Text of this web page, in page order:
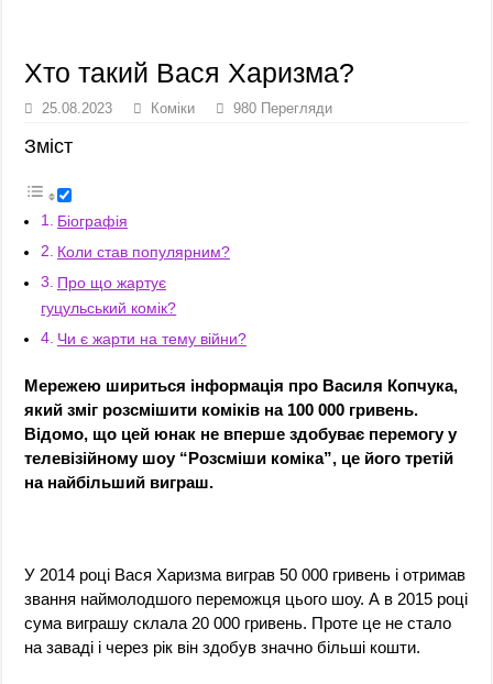
Хто такий Вася Харизма?
25.08.2023 Коміки 980 Перегляди
Зміст
Біографія
Коли став популярним?
Про що жартує
гуцульський комік?
Чи є жарти на тему війни?
Мережею шириться інформація про Василя Копчука,
який зміг розсмішити коміків на 100 000 гривень.
Відомо, що цей юнак не вперше здобуває перемогу у
телевізійному шоу “Розсміши коміка”, це його третій
на найбільший виграш.
У 2014 році Вася Харизма виграв 50 000 гривень і отримав
звання наймолодшого переможця цього шоу. А в 2015 році
сума виграшу склала 20 000 гривень. Проте це не стало
на заваді і через рік він здобув значно більші кошти.